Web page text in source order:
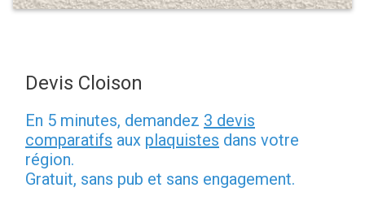
Devis Cloison
En 5 minutes, demandez 3 devis
comparatifs aux plaquistes dans votre
région.
Gratuit, sans pub et sans engagement.